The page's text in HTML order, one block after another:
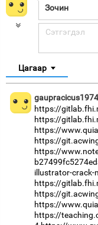
Цагаар
gaupracicus1974
https://
https://
https://
https://
https://
illustrator-crack-
https://
https://
https://
https://